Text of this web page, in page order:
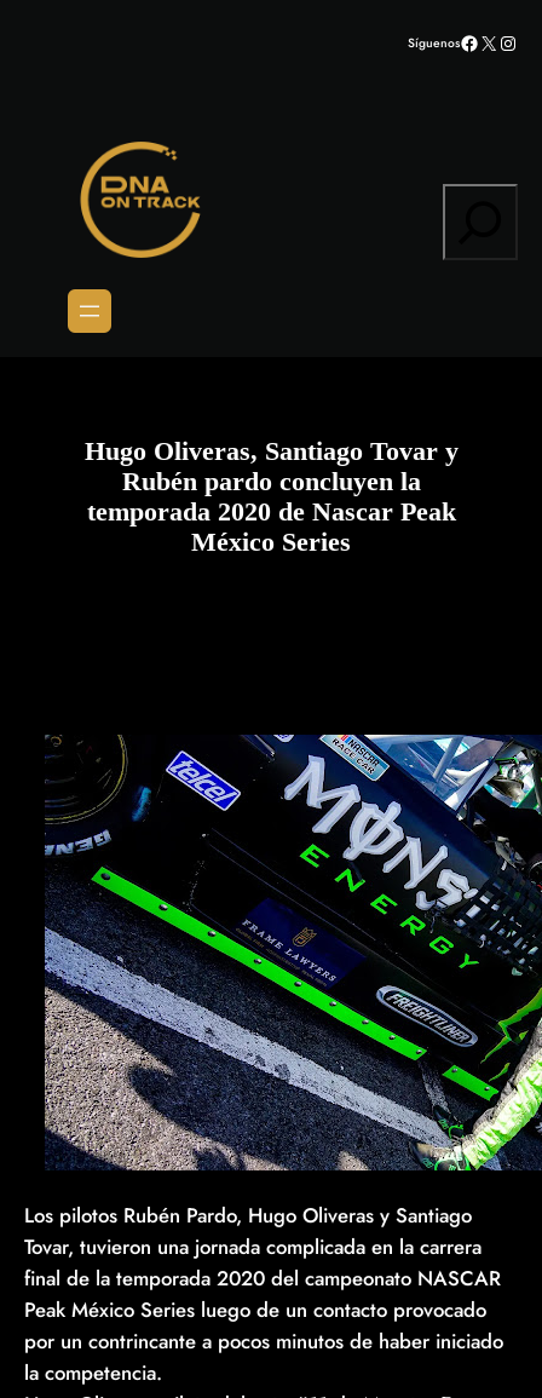
SíguenosFacebook
X
Hugo Oliveras, Santiago Tovar y
Rubén pardo concluyen la
temporada 2020 de Nascar Peak
México Series
Los pilotos Rubén Pardo, Hugo Oliveras y Santiago
Tovar, tuvieron una jornada complicada en la carrera
final de la temporada 2020 del campeonato NASCAR
Peak México Series luego de un contacto provocado
por un contrincante a pocos minutos de haber iniciado
la competencia.